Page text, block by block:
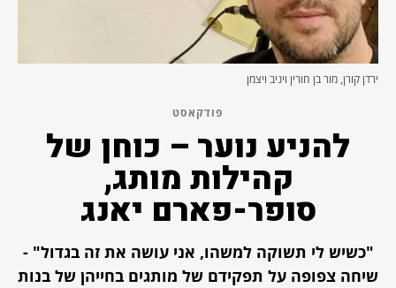
ירדן קורן, מור בן חורין ויניב ויצמן
פודקאסט
להניע נוער – כוחן של
קהילות מותג,
סופר-פארם יאנג
"כשיש לי תשוקה למשהו, אני עושה את זה בגדול" -
שיחה צפופה על תפקידם של מותגים בחייהן של בנות